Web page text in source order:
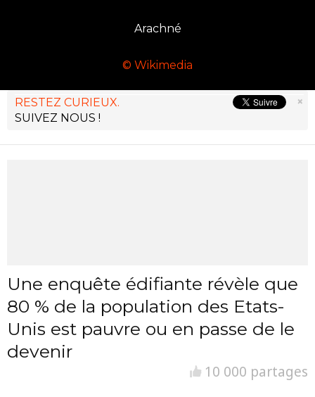
Arachné
© Wikimedia
×
RESTEZ CURIEUX.
SUIVEZ NOUS !
Une enquête édifiante révèle que
80 % de la population des Etats-
Unis est pauvre ou en passe de le
devenir
10 000 partages